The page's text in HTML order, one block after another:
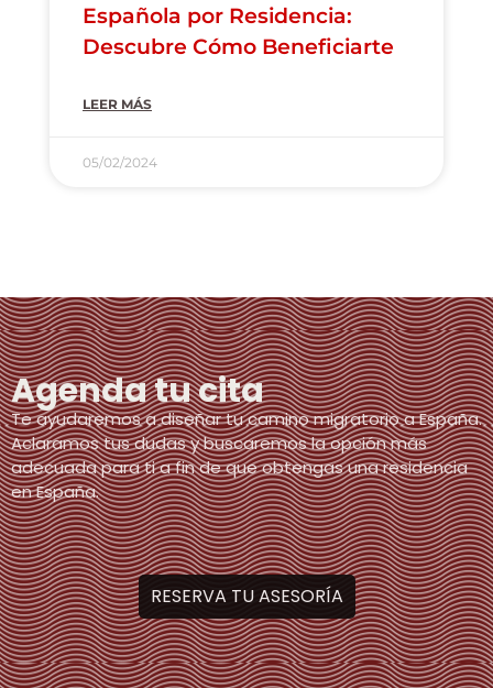
Española por Residencia:
Descubre Cómo Beneficiarte
LEER MÁS
05/02/2024
Agenda tu cita
Te ayudaremos a diseñar tu camino migratorio a España.
Aclaramos tus dudas y buscaremos la opción más
adecuada para ti a fin de que obtengas una residencia
en España.
RESERVA TU ASESORÍA